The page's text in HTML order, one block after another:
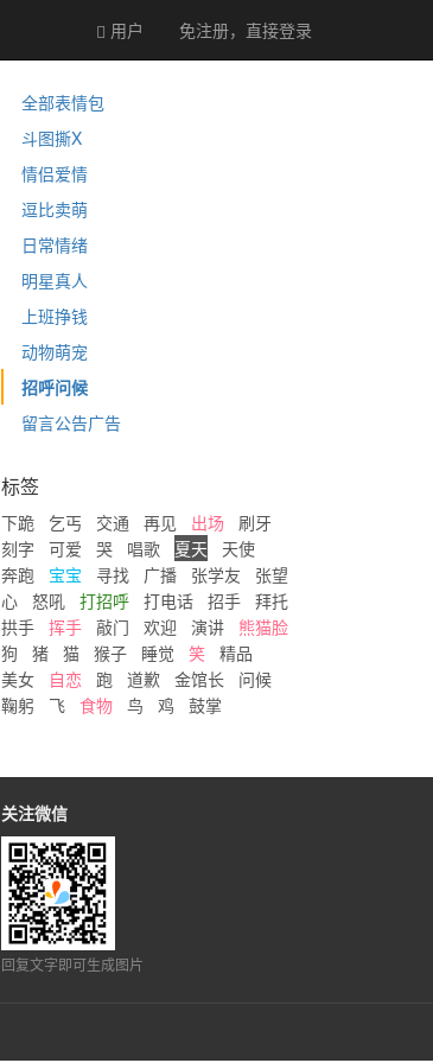
用户 免注册，直接登录
全部表情包
斗图撕X
情侣爱情
逗比卖萌
日常情绪
明星真人
上班挣钱
动物萌宠
招呼问候
留言公告广告
标签
下跪 乞丐 交通 再见 出场
刷牙
刻字
可爱 哭 唱歌 夏天
天使
奔跑
宝宝 寻找 广播 张学友
张望
心
怒吼 打招呼 打电话 招手
拜托
拱手
挥手 敲门 欢迎 演讲
熊猫脸
狗
猪 猫 猴子 睡觉 笑
精品
美女
自恋 跑 道歉 金馆长
问候
鞠躬
飞 食物 鸟 鸡 鼓掌
关注微信
回复文字即可生成图片